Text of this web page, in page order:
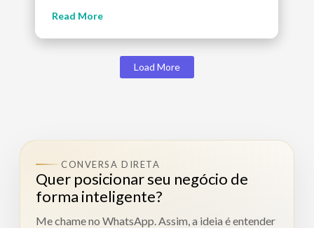
Read More
Load More
CONVERSA DIRETA
Quer posicionar seu negócio de
forma inteligente?
Me chame no WhatsApp. Assim, a ideia é entender